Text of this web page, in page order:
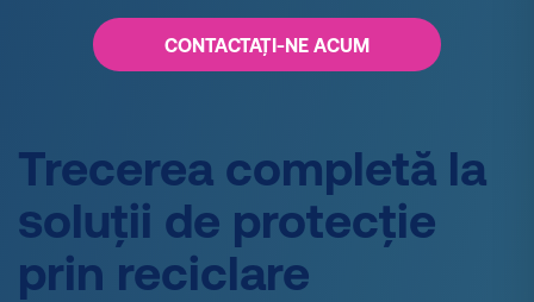
CONTACTAȚI-NE ACUM
Trecerea completă la
soluții de protecție
prin reciclare